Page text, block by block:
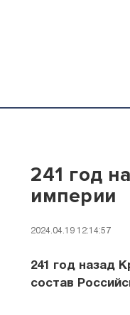
241 год
империи
2024.04.19 12:14:57
241 год назад
состав